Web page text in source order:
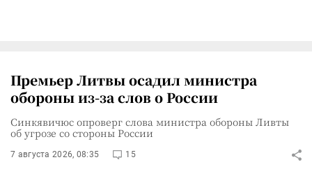
Премьер Литвы осадил министра
обороны из-за слов о России
Синкявичюс опроверг слова министра обороны Ливты
об угрозе со стороны России
7 августа 2026, 08:35 15